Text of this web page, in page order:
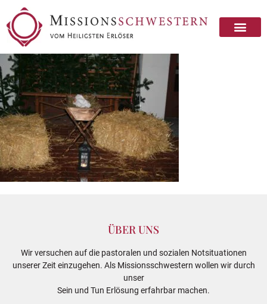
ÜBER UNS
Wir versuchen auf die pastoralen und sozialen Notsituationen
unserer Zeit einzugehen. Als Missionsschwestern wollen wir durch
unser
Sein und Tun Erlösung erfahrbar machen.